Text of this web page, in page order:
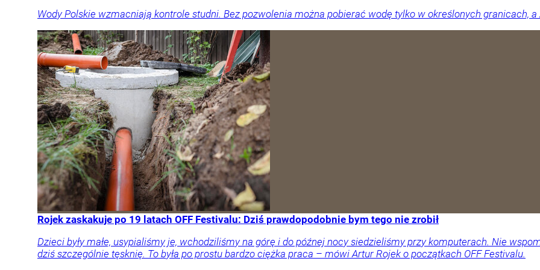
Wody Polskie wzmacniają kontrole studni. Bez pozwolenia można pobierać wodę tylko w określonych granicach, a
Rojek zaskakuje po 19 latach OFF Festivalu: Dziś prawdopodobnie bym tego nie zrobił
Dzieci były małe, usypialiśmy je, wchodziliśmy na górę i do późnej nocy siedzieliśmy przy komputerach. Nie
dziś szczególnie tęsknię. To była po prostu bardzo ciężka praca – mówi Artur Rojek o początkach OFF Festivalu.